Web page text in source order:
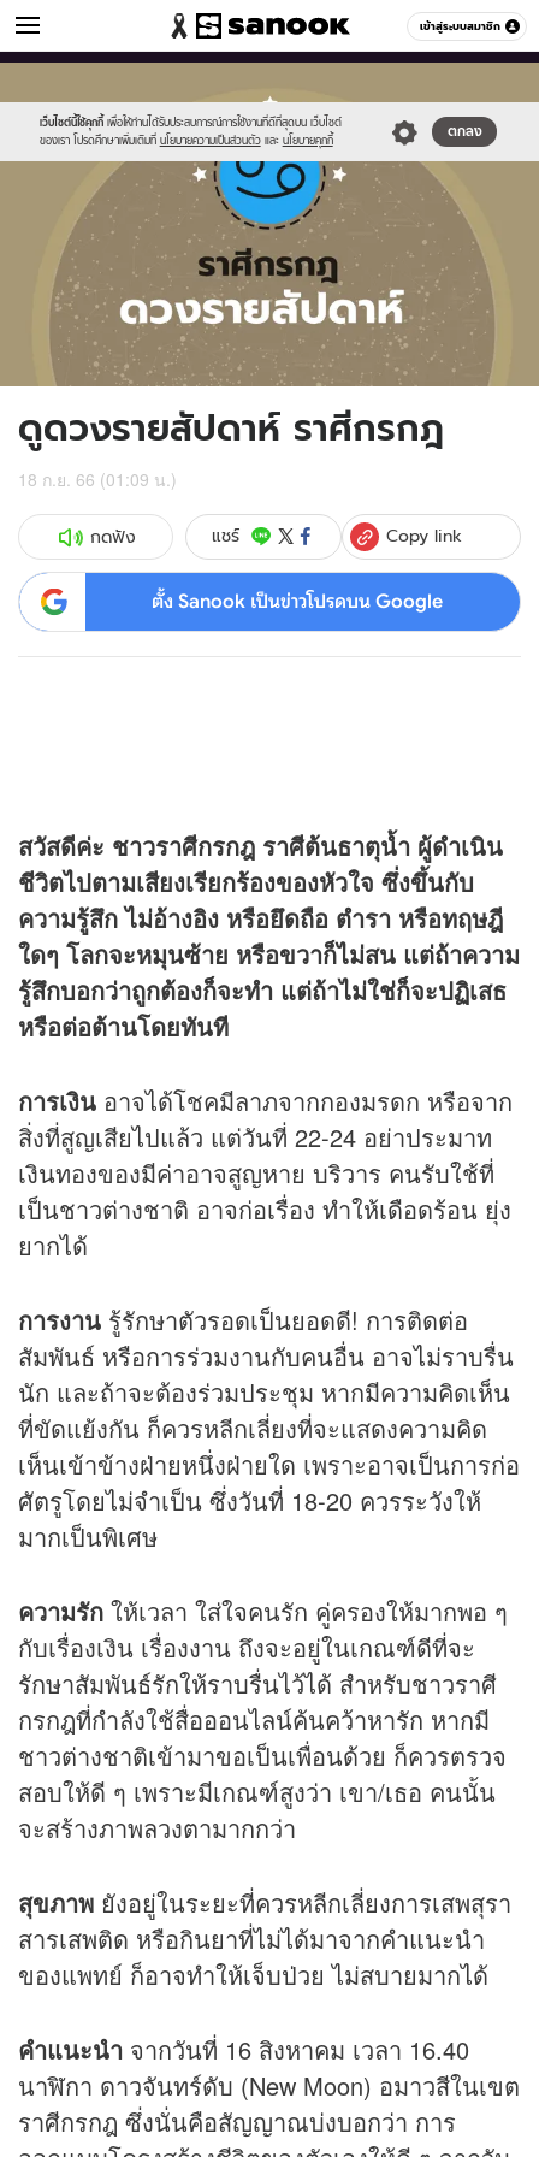
เข้าสู่ระบบสมาชิก
ดูดวง หมวดอื่นๆ
เว็บไซต์นี้ใช้คุกกี้ เพื่อให้ท่านได้รับประสบการณ์การใช้งานที่ดีที่สุดบน เว็บไซต์
ของเรา โปรดศึกษาเพิ่มเติมที่ นโยบายความเป็นส่วนตัว และ นโยบายคุกกี้
ตกลง
new-
sanook.png
horoscope-
cancer_zodia.jpg
ดูดวงรายสัปดาห์ ราศีกรกฎ
18 ก.ย. 66 (01:09 น.)
กดฟัง แชร์ Copy link
ตั้ง Sanook เป็นข่าวโปรดบน Google
สวัสดีค่ะ ชาวราศีกรกฎ ราศีต้นธาตุน้ำ ผู้ดำเนิน
ชีวิตไปตามเสียงเรียกร้องของหัวใจ ซึ่งขึ้นกับ
ความรู้สึก ไม่อ้างอิง หรือยึดถือ ตำรา หรือทฤษฎี
ใดๆ โลกจะหมุนซ้าย หรือขวาก็ไม่สน แต่ถ้าความ
รู้สึกบอกว่าถูกต้องก็จะทำ แต่ถ้าไม่ใช่ก็จะปฏิเสธ
หรือต่อต้านโดยทันที
การเงิน อาจได้โชคมีลาภจากกองมรดก หรือจาก
สิ่งที่สูญเสียไปแล้ว แต่วันที่ 22-24 อย่าประมาท
เงินทองของมีค่าอาจสูญหาย บริวาร คนรับใช้ที่
เป็นชาวต่างชาติ อาจก่อเรื่อง ทำให้เดือดร้อน ยุ่ง
ยากได้
การงาน รู้รักษาตัวรอดเป็นยอดดี! การติดต่อ
สัมพันธ์ หรือการร่วมงานกับคนอื่น อาจไม่ราบรื่น
นัก และถ้าจะต้องร่วมประชุม หากมีความคิดเห็น
ที่ขัดแย้งกัน ก็ควรหลีกเลี่ยงที่จะแสดงความคิด
เห็นเข้าข้างฝ่ายหนึ่งฝ่ายใด เพราะอาจเป็นการก่อ
ศัตรูโดยไม่จำเป็น ซึ่งวันที่ 18-20 ควรระวังให้
มากเป็นพิเศษ
ความรัก ให้เวลา ใส่ใจคนรัก คู่ครองให้มากพอ ๆ
กับเรื่องเงิน เรื่องงาน ถึงจะอยู่ในเกณฑ์ดีที่จะ
รักษาสัมพันธ์รักให้ราบรื่นไว้ได้ สำหรับชาวราศี
กรกฎที่กำลังใช้สื่อออนไลน์ค้นคว้าหารัก หากมี
ชาวต่างชาติเข้ามาขอเป็นเพื่อนด้วย ก็ควรตรวจ
สอบให้ดี ๆ เพราะมีเกณฑ์สูงว่า เขา/เธอ คนนั้น
จะสร้างภาพลวงตามากกว่า
สุขภาพ ยังอยู่ในระยะที่ควรหลีกเลี่ยงการเสพสุรา
สารเสพติด หรือกินยาที่ไม่ได้มาจากคำแนะนำ
ของแพทย์ ก็อาจทำให้เจ็บป่วย ไม่สบายมากได้
คำแนะนำ จากวันที่ 16 สิงหาคม เวลา 16.40
นาฬิกา ดาวจันทร์ดับ (New Moon) อมาวสีในเขต
ราศีกรกฎ ซึ่งนั่นคือสัญญาณบ่งบอกว่า การ